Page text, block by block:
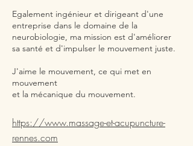
Egalement ingénieur et dirigeant d'une
entreprise dans le domaine de la
neurobiologie, ma mission est d'améliorer
sa santé et d'impulser le mouvement juste.
J'aime le mouvement, ce qui met en
mouvement
et la mécanique du mouvement.
https://www.massage-et-acupuncture-
rennes.com